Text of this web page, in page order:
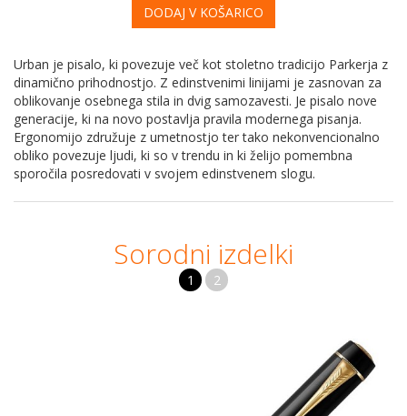
DODAJ V KOŠARICO
Urban je pisalo, ki povezuje več kot stoletno tradicijo Parkerja z
dinamično prihodnostjo. Z edinstvenimi linijami je zasnovan za
oblikovanje osebnega stila in dvig samozavesti. Je pisalo nove
generacije, ki na novo postavlja pravila modernega pisanja.
Ergonomijo združuje z umetnostjo ter tako nekonvencionalno
obliko povezuje ljudi, ki so v trendu in ki želijo pomembna
sporočila posredovati v svojem edinstvenem slogu.
Sorodni izdelki
1 2